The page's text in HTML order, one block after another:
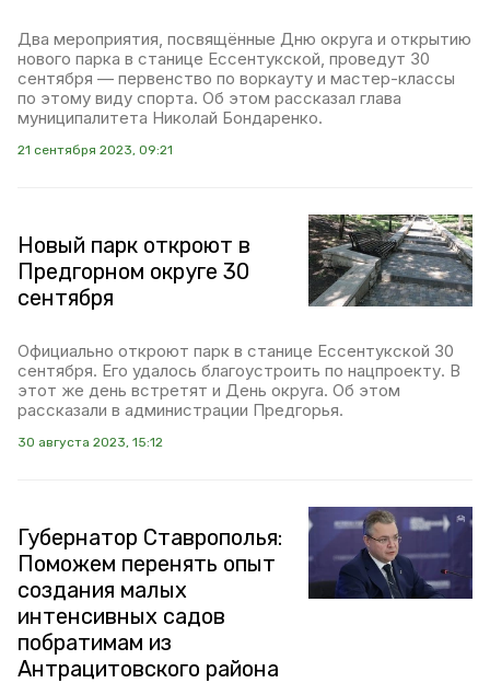
Два мероприятия, посвящённые Дню округа и открытию
нового парка в станице Ессентукской, проведут 30
сентября — первенство по воркауту и мастер-классы
по этому виду спорта. Об этом рассказал глава
муниципалитета Николай Бондаренко.
21 сентября 2023, 09:21
Новый парк откроют в
Предгорном округе 30
сентября
Официально откроют парк в станице Ессентукской 30
сентября. Его удалось благоустроить по нацпроекту. В
этот же день встретят и День округа. Об этом
рассказали в администрации Предгорья.
30 августа 2023, 15:12
Губернатор Ставрополья:
Поможем перенять опыт
создания малых
интенсивных садов
побратимам из
Антрацитовского района